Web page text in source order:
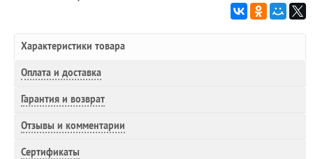
Характеристики товара
Оплата и доставка
Гарантия и возврат
Отзывы и комментарии
Сертификаты